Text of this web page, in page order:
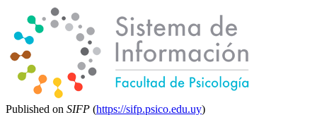
Published on SIFP (https://sifp.psico.edu.uy)